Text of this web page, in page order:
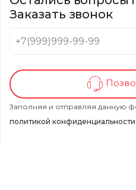
Заказать звонок
Заполняя и отправляя данную
политикой